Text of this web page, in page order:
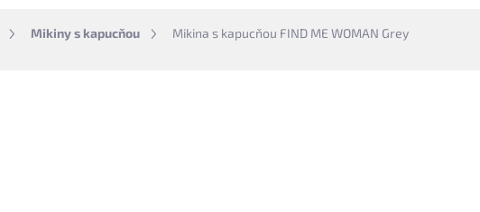
Mikiny s kapucňou Mikina s kapucňou FIND ME WOMAN Grey